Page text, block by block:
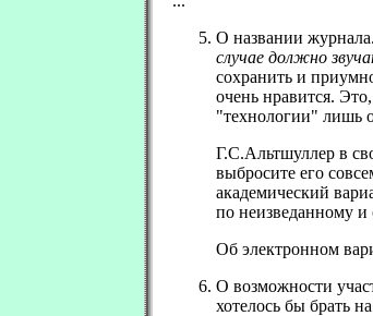
О названии
случае должно
сохранить и
очень нравится.
"технологии" лишь
Г.С.Альтшуллер в
выбросите его
академический
по неизведанному и
Об электронном
О возможности
хотелось бы брать